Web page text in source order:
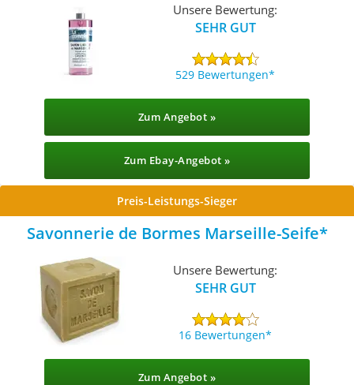
Unsere Bewertung:
SEHR GUT
529 Bewertungen
Zum Angebot »
Zum Ebay-Angebot »
Preis-Leistungs-Sieger
Savonnerie de Bormes Marseille-Seife
Unsere Bewertung:
SEHR GUT
16 Bewertungen
Zum Angebot »